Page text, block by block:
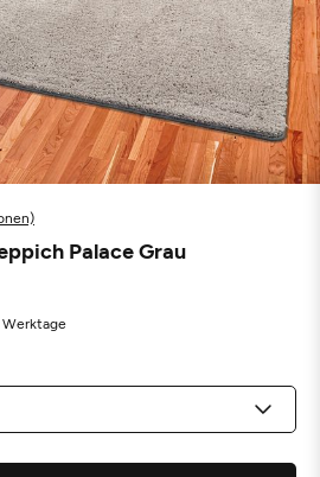
Palace Grau